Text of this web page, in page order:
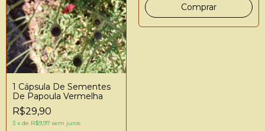
1 Cápsula De Sementes
De Papoula Vermelha
R$29,90
3 x de R$9,97 sem juros